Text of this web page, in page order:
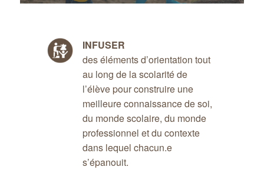
INFUSER
des éléments d’orientation tout
au long de la scolarité de
l’élève pour construire une
meilleure connaissance de soi,
du monde scolaire, du monde
professionnel et du contexte
dans lequel chacun.e
s’épanouit.